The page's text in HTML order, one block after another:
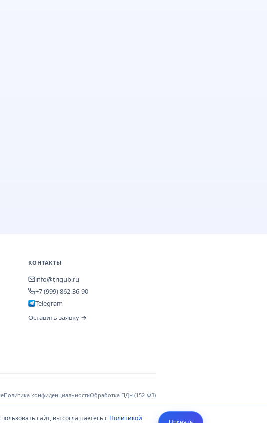
КОНТАКТЫ
info@trigub.ru
+7 (999) 862-36-90
Telegram
Оставить заявку →
Политика конфиденциальностиОбработка ПДн (152-ФЗ)
ПДн. Оператор: ИП Тригуб Александр
сайт, вы соглашаетесь с Политикой